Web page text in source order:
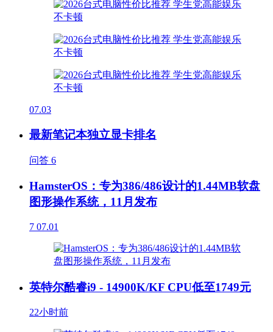
07.03
最新笔记本独立显卡排名
问答 6
HamsterOS：专为386/486设计的1.44MB软盘
图形操作系统，11月发布
7 07.01
英特尔酷睿i9 - 14900K/KF CPU低至1749元
22小时前